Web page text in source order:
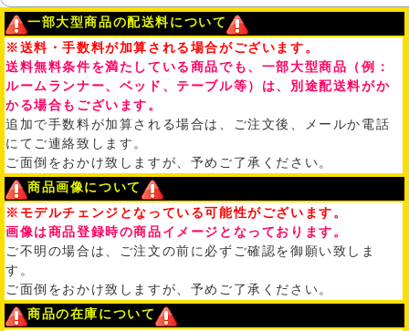
一部大型商品の配送料について
※送料・手数料が加算される場合がございます。
送料無料条件を満たしている商品でも、一部大型商品（例：
ルームランナー、ベッド、テーブル等）は、別途配送料がか
かる場合もございます。
追加で手数料が加算される場合は、ご注文後、メールか電話
にてご連絡致します。
ご面倒をおかけ致しますが、予めご了承ください。
商品画像について
※モデルチェンジとなっている可能性がございます。
画像は商品登録時の商品イメージとなっております。
ご不明の場合は、ご注文の前に必ずご確認を御願い致しま
す。
ご面倒をおかけ致しますが、予めご了承ください。
商品の在庫について